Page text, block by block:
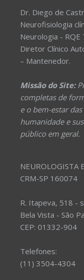
Dr. Diego de
Neurofisiologia
Neurologia - RQE
Diretor Clínico
– Mantenedor.
Missão do Site:
completas de
e o bem-estar
humanidade e
público em geral.
NEUROLOGISTA
CRM-SP 160074
R. Itapeva, 518 -
Bela Vista - São
CEP: 01332-904
Telefones:
(11) 3504-4304